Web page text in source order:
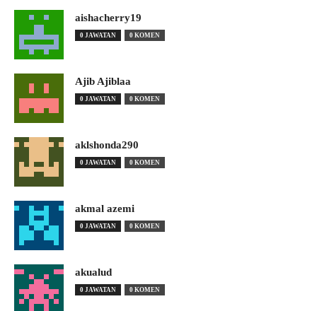
aishacherry19
0 JAWATAN 0 KOMEN
Ajib Ajiblaa
0 JAWATAN 0 KOMEN
aklshonda290
0 JAWATAN 0 KOMEN
akmal azemi
0 JAWATAN 0 KOMEN
akualud
0 JAWATAN 0 KOMEN